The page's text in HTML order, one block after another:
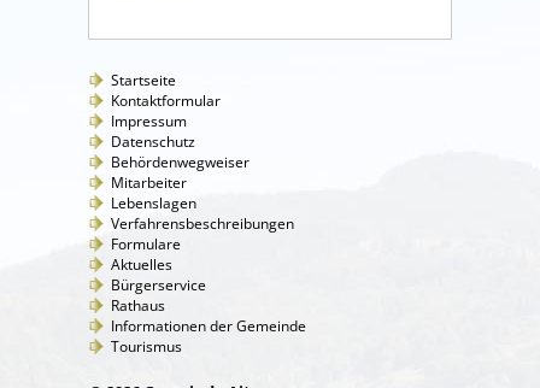
Startseite
Kontaktformular
Impressum
Datenschutz
Behördenwegweiser
Mitarbeiter
Lebenslagen
Verfahrensbeschreibungen
Formulare
Aktuelles
Bürgerservice
Rathaus
Informationen der Gemeinde
Tourismus